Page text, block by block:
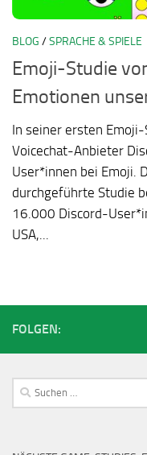
BLOG /SPRACHE & SPIELE
Emoji-Studie
Emotionen
In seiner ersten
Voicechat-Anbieter
User*innen bei Emoji.
durchgeführte Studie
16.000 Discord-
USA,...
FOLGEN:
Suchen
nach: